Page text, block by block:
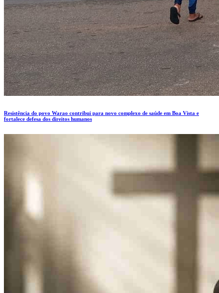
Resistência do povo Warao contribui para novo complexo de saúde em Boa Vista e
fortalece defesa dos direitos humanos